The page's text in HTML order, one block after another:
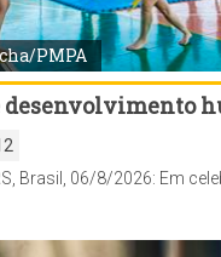
PMPA
desenvolvimento